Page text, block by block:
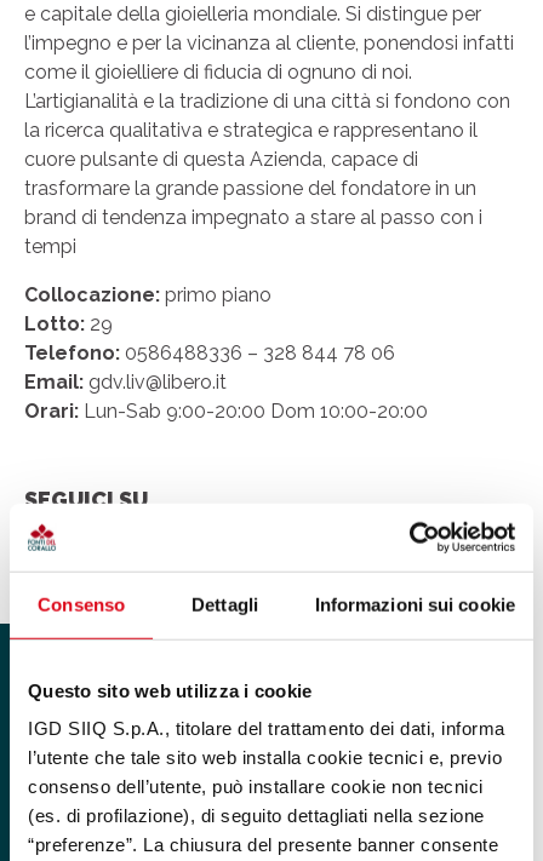
Consenso Dettagli Informazioni sui cookie
Questo sito web utilizza i cookie
IGD SIIQ S.p.A., titolare del trattamento dei dati, informa
l’utente che tale sito web installa cookie tecnici e, previo
consenso dell’utente, può installare cookie non tecnici
(es. di profilazione), di seguito dettagliati nella sezione
“preferenze”. La chiusura del presente banner consente
e capitale della gioielleria mondiale. Si distingue per
l’impegno e per la vicinanza al cliente, ponendosi infatti
come il gioielliere di fiducia di ognuno di noi.
L’artigianalità e la tradizione di una città si fondono con
la ricerca qualitativa e strategica e rappresentano il
cuore pulsante di questa Azienda, capace di
trasformare la grande passione del fondatore in un
brand di tendenza impegnato a stare al passo con i
tempi
Collocazione: primo piano
Lotto: 29
Telefono: 0586488336 – 328 844 78 06
Email: gdv.liv@libero.it
Orari: Lun-Sab 9:00-20:00 Dom 10:00-20:00
SEGUICI SU